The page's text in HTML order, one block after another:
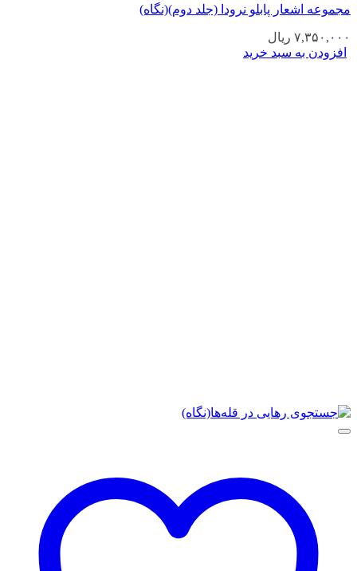
مجموعه اشعار پابلو نرودا (جلد دوم)(نگاه)
۷,۳۵۰,۰۰۰ ریال
افزودن به سبد خرید